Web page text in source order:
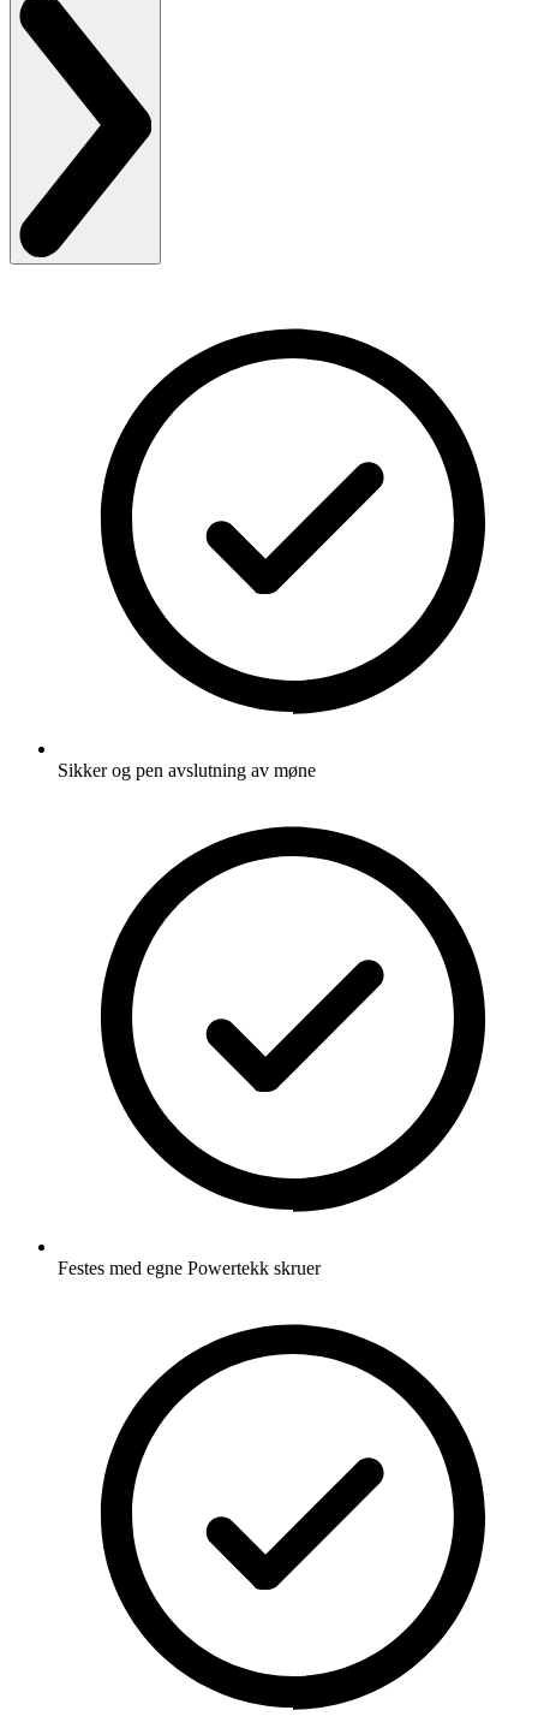
Sikker og pen avslutning av møne
Festes med egne Powertekk skruer